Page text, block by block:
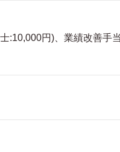
:10,000円)、業績改善手